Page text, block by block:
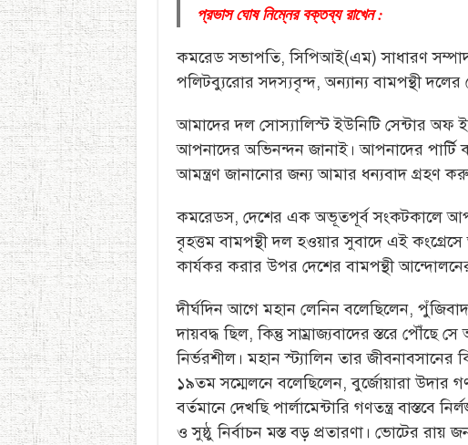
প্রভাস ঘোষ নিম্নের বক্তব্য রাখেন :
কমরেড সভাপতি, সিপিআই(এম) সাধারণ
পলিটব্যুরোর সদস্যবৃন্দ, অন্যান্য বামপন্থী
আমাদের দল সোস্যালিস্ট ইউনিটি সেন্টার অফ
আপনাদের অভিনন্দন জানাই। আপনাদের পার্টি
আমন্ত্রণ জানানোর জন্য আমার ধন্যবাদ গ্রহণ
কমরেডস, দেশের এক অভূতপূর্ব সংকটকালে
বৃহত্তম বামপন্থী দল হওয়ার সুবাদে এই
কার্যকর করার উপর দেশের বামপন্থী
দীর্ঘদিন আগে মহান লেনিন বলেছিলেন, পুঁজিবাদ
দায়বদ্ধ ছিল, কিন্তু সাম্রাজ্যবাদের স্তরে পৌঁছে
নির্ভরশীল। মহান স্ট্যালিন তার
১৯তম সম্মেলনে বলেছিলেন, বুর্জোয়ারা উদার
বর্তমানে দেখছি পার্লামেন্টারি গণতন্ত্র বাস্তবে
ও সুষ্ঠু নির্বাচন মস্ত বড় প্রতারণা। ভোটের রায়